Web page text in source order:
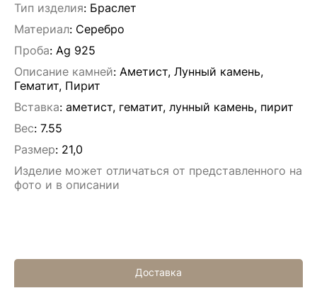
Тип изделия: Браслет
Материал: Серебро
Проба: Ag 925
Описание камней: Аметист, Лунный камень,
Гематит, Пирит
Вставка: аметист, гематит, лунный камень, пирит
Вес: 7.55
Размер: 21,0
Изделие может отличаться от представленного на
фото и в описании
Доставка